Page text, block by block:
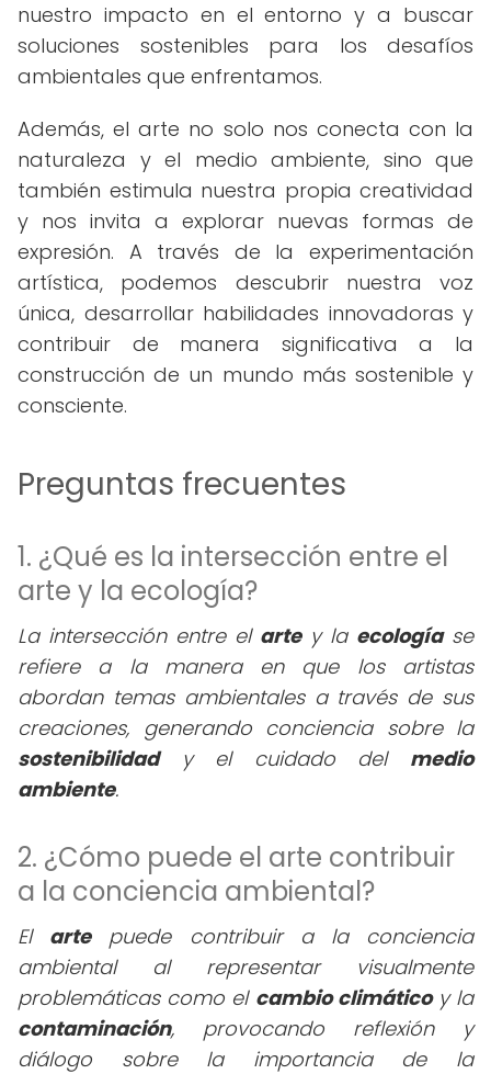
nuestro impacto en el entorno y a buscar
soluciones sostenibles para los desafíos
ambientales que enfrentamos.
Además, el arte no solo nos conecta con la
naturaleza y el medio ambiente, sino que
también estimula nuestra propia creatividad
y nos invita a explorar nuevas formas de
expresión. A través de la experimentación
artística, podemos descubrir nuestra voz
única, desarrollar habilidades innovadoras y
contribuir de manera significativa a la
construcción de un mundo más sostenible y
consciente.
Preguntas frecuentes
1. ¿Qué es la intersección entre el
arte y la ecología?
La intersección entre el artey la ecologíase
refiere a la manera en que los artistas
abordan temas ambientales a través de sus
creaciones, generando conciencia sobre la
sostenibilidady el cuidado del medio
ambiente.
2. ¿Cómo puede el arte contribuir
a la conciencia ambiental?
El artepuede contribuir a la conciencia
ambiental al representar visualmente
problemáticas como el cambio climáticoy la
contaminación, provocando reflexión y
diálogo sobre la importancia de la